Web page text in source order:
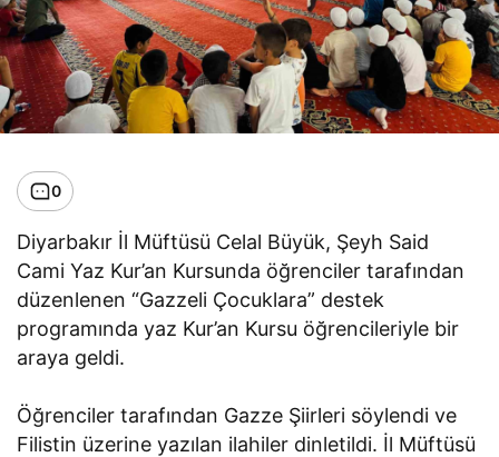
0
Diyarbakır İl Müftüsü Celal Büyük, Şeyh Said
Cami Yaz Kur’an Kursunda öğrenciler tarafından
düzenlenen “Gazzeli Çocuklara” destek
programında yaz Kur’an Kursu öğrencileriyle bir
araya geldi.
Öğrenciler tarafından Gazze Şiirleri söylendi ve
Filistin üzerine yazılan ilahiler dinletildi. İl Müftüsü